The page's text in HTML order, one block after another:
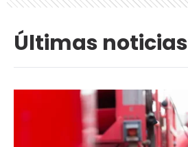
Últimas noticias